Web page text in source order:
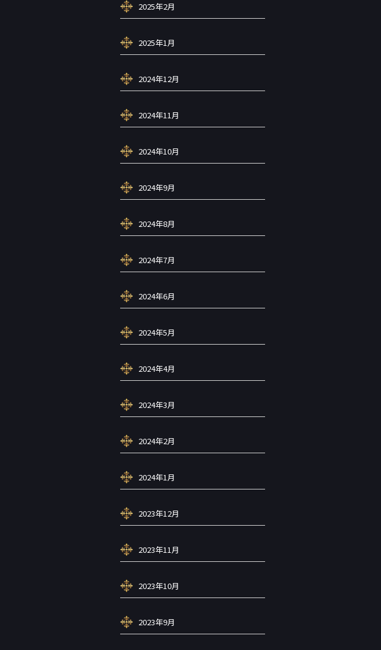
2025年2月
2025年1月
2024年12月
2024年11月
2024年10月
2024年9月
2024年8月
2024年7月
2024年6月
2024年5月
2024年4月
2024年3月
2024年2月
2024年1月
2023年12月
2023年11月
2023年10月
2023年9月